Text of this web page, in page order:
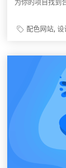
配色网站 设